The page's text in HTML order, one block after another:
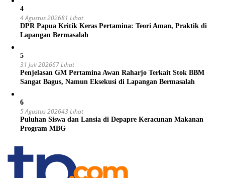
4
4 Agustus 202681 Lihat
DPR Papua Kritik Keras Pertamina: Teori Aman, Praktik di
Lapangan Bermasalah
5
31 Juli 202667 Lihat
Penjelasan GM Pertamina Awan Raharjo Terkait Stok BBM
Sangat Bagus, Namun Eksekusi di Lapangan Bermasalah
6
5 Agustus 202643 Lihat
Puluhan Siswa dan Lansia di Depapre Keracunan Makanan
Program MBG